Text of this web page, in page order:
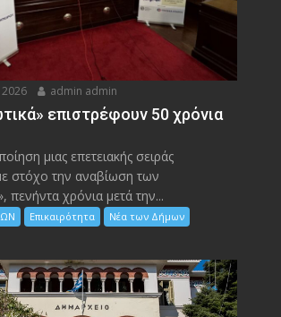
admin admin
επιστρέφουν 50 χρόνια
μιας επετειακής σειράς
στόχο την αναβίωση των
πενήντα χρόνια μετά την...
Επικαιρότητα
Νέα των Δήμων